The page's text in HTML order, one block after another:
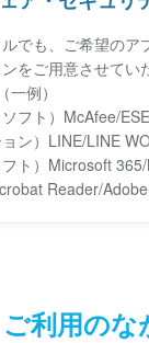
でも、ご希望のア
をご用意させてい
一例）
ソフト）McAfee/
ョン）LINE/LINE
フト）Microsoft
Reader/
ご利用のな